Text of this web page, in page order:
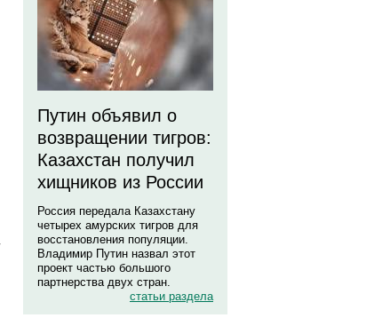
Путин объявил о
возвращении тигров:
Казахстан получил
хищников из России
Россия передала Казахстану
четырех амурских тигров для
восстановления популяции.
Владимир Путин назвал этот
проект частью большого
партнерства двух стран.
статьи раздела